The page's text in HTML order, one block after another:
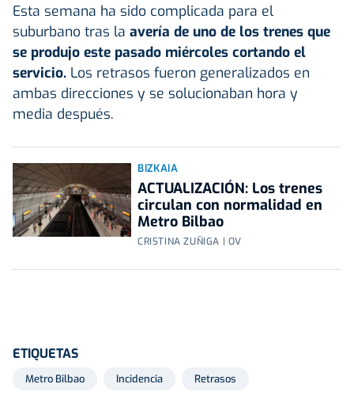
Esta semana ha sido complicada para el
suburbano tras la avería de uno de los trenes que
se produjo este pasado miércoles cortando el
servicio. Los retrasos fueron generalizados en
ambas direcciones y se solucionaban hora y
media después.
BIZKAIA
ACTUALIZACIÓN: Los trenes
circulan con normalidad en
Metro Bilbao
CRISTINA ZUÑIGA | OV
ETIQUETAS
Metro Bilbao Incidencia Retrasos